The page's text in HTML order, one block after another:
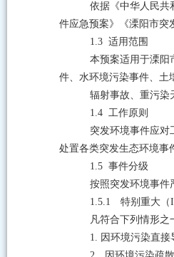
依据《中华人民共
件应急预案》《溧阳市突
1.3 适用范围
本预案适用于溧阳
件、水环境污染事件、土
辐射事故、重污染
1.4 工作原则
突发环境事件应对
处置各类突发生态环境事
1.5 事件分级
按照突发环境事件
1.5.1 特别重大（I
凡符合下列情形之
1. 因环境污染直接